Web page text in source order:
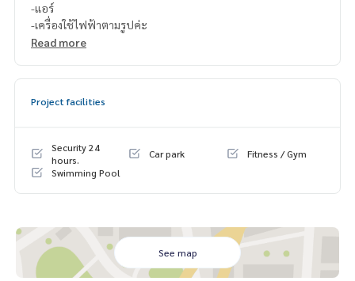
-แอร์
-เครื่องใช้ไฟฟ้าตามรูปค่ะ
Read more
Project facilities
Security 24
hours.
Car park
Fitness / Gym
Swimming Pool
See map